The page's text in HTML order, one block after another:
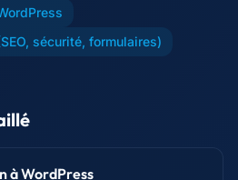
sécurité, formulaires)
à WordPress